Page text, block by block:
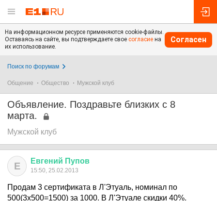
На информационном ресурсе применяются cookie-файлы.
Оставаясь на сайте, вы подтверждаете свое согласие на
их использование.
Согласен
Поиск по форумам
Общение Общество Мужской клуб
Объявление. Поздравьте близких с 8
марта.
Мужской клуб
Е Евгений Пупов
15:50, 25.02.2013
Продам 3 сертификата в Л'Этуаль, номинал по
500(3x500=1500) за 1000. В Л'Этуале скидки 40%.